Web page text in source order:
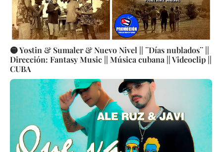
🟡 Yostin & Sumaler & Nuevo Nivel || ¨Días nublados¨ ||
Dirección: Fantasy Music || Música cubana || Videoclip ||
CUBA